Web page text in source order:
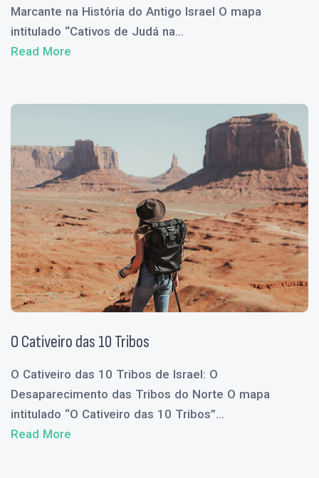
Marcante na História do Antigo Israel O mapa
intitulado “Cativos de Judá na...
Read More
O Cativeiro das 10 Tribos
O Cativeiro das 10 Tribos de Israel: O
Desaparecimento das Tribos do Norte O mapa
intitulado “O Cativeiro das 10 Tribos”...
Read More